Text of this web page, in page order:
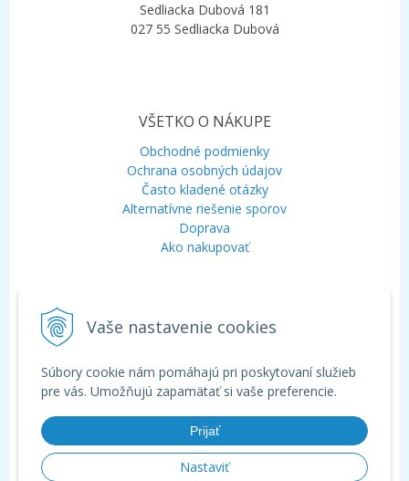
Vaše nastavenie cookies
Súbory cookie nám pomáhajú pri poskytovaní služieb
pre vás. Umožňujú zapamätať si vaše preferencie.
Prijať
Nastaviť
Sedliacka Dubová 181
027 55 Sedliacka Dubová
VŠETKO O NÁKUPE
Obchodné podmienky
Ochrana osobných údajov
Často kladené otázky
Alternatívne riešenie sporov
Doprava
Ako nakupovať
Mobil:+421 948 120 323
Chat:WhatsApp
Chat:Viber